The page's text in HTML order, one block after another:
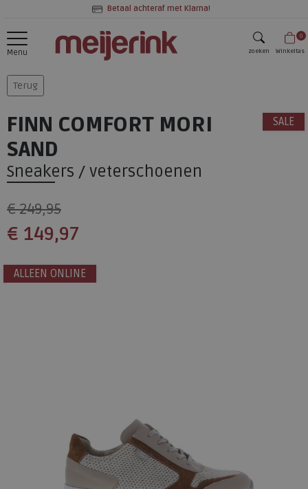
Betaal achteraf met Klarna!
Menu zoeken
0
Winkeltas
Terug
SALE
FINN COMFORT MORI
SAND
Sneakers / veterschoenen
€ 249,95
€ 149,97
ALLEEN ONLINE